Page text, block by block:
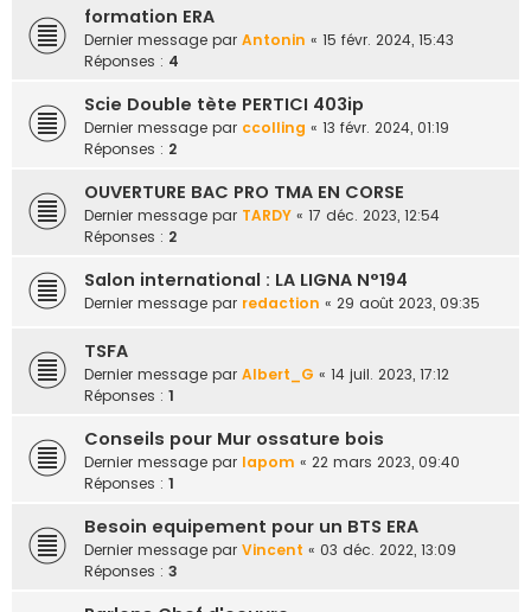
formation ERA
Dernier message par Antonin « 15 févr. 2024, 15:43
Réponses : 4
Scie Double tète PERTICI 403ip
Dernier message par ccolling « 13 févr. 2024, 01:19
Réponses : 2
OUVERTURE BAC PRO TMA EN CORSE
Dernier message par TARDY « 17 déc. 2023, 12:54
Réponses : 2
Salon international : LA LIGNA N°194
Dernier message par redaction « 29 août 2023, 09:35
TSFA
Dernier message par Albert_G « 14 juil. 2023, 17:12
Réponses : 1
Conseils pour Mur ossature bois
Dernier message par lapom « 22 mars 2023, 09:40
Réponses : 1
Besoin equipement pour un BTS ERA
Dernier message par Vincent « 03 déc. 2022, 13:09
Réponses : 3